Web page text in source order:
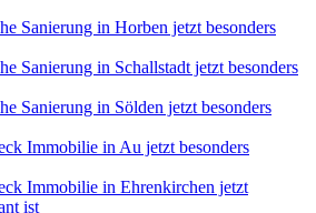
Sanierung in Horben jetzt besonders
Sanierung in Schallstadt jetzt besonders
Sanierung in Sölden jetzt besonders
Immobilie in Au jetzt besonders
Immobilie in Ehrenkirchen jetzt
ist